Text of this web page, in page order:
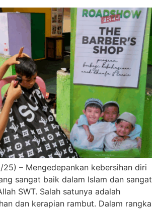
25) – Mengedepankan kebersihan diri
sangat baik dalam Islam dan sangat
SWT. Salah satunya adalah
dan kerapian rambut. Dalam rangka